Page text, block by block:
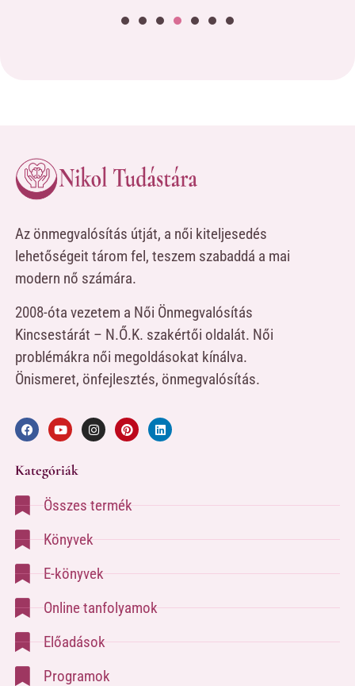
Az önmegvalósítás útját, a női kiteljesedés
lehetőségeit tárom fel, teszem szabaddá a mai
modern nő számára.
2008-óta vezetem a Női Önmegvalósítás
Kincsestárát – N.Ő.K. szakértői oldalát. Női
problémákra női megoldásokat kínálva.
Önismeret, önfejlesztés, önmegvalósítás.
Kategóriák
Összes termék
Könyvek
E-könyvek
Online tanfolyamok
Előadások
Programok